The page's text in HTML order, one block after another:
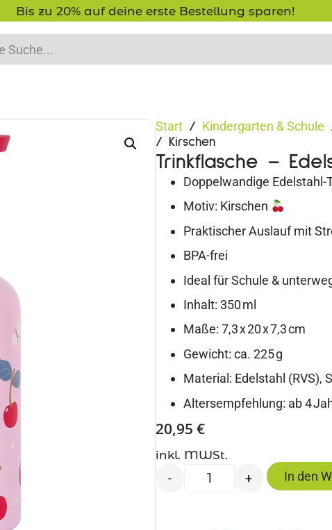
-15% Neukunden-Rabatt - NEUKUNDE15
Start / Kindergarten & Schule
/ Kirschen
Trinkflasche –
Doppelwandige Edelstahl-
Motiv: Kirschen
Praktischer Auslauf mit
BPA-frei
Ideal für Schule &
Inhalt: 350 ml
Maße: 7,3 x 20 x 7,3 cm
Gewicht: ca. 225 g
Material: Edelstahl (RVS),
Altersempfehlung: ab 4
20,95 €
inkl. MWSt.
- + In den